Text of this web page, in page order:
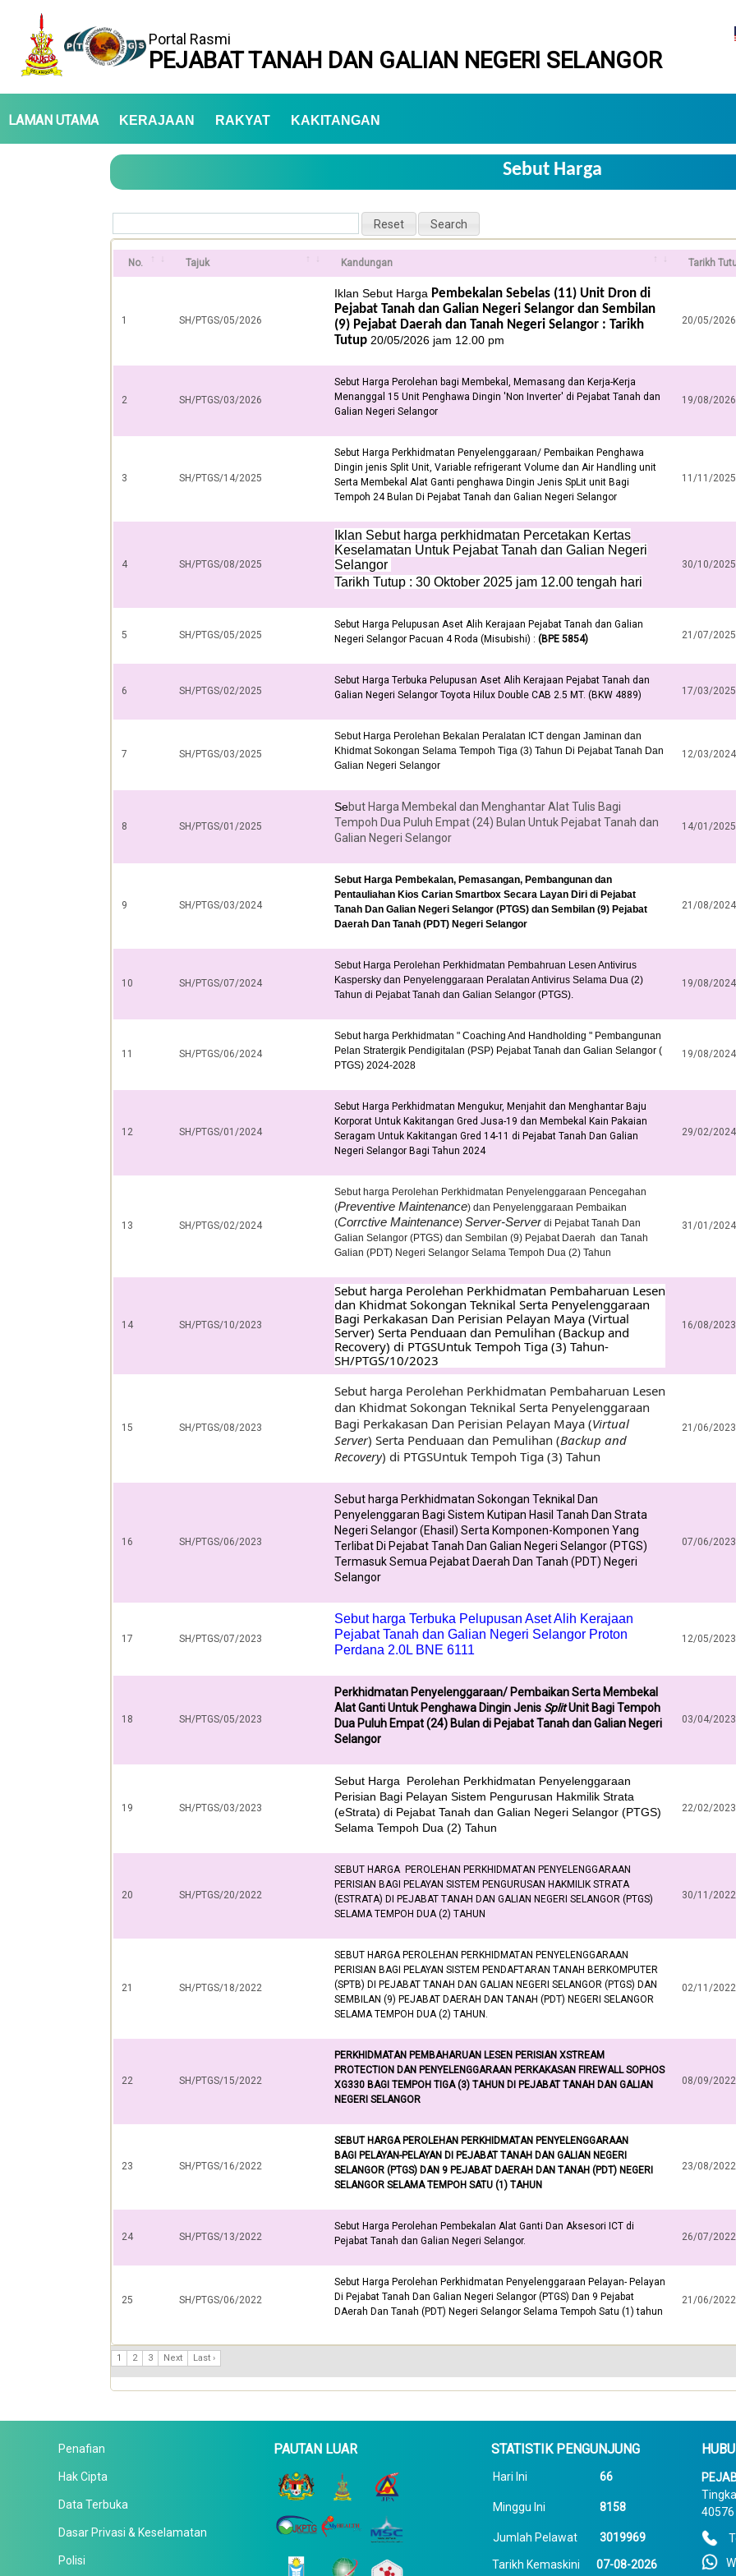
Portal Rasmi
PEJABAT TANAH DAN GALIAN NEGERI SELANGOR
LAMAN UTAMA KERAJAAN RAKYAT KAKITANGAN
Sebut Harga
No. Tajuk Kandungan Tarikh
1 SH/PTGS/05/2026
Iklan Sebut Harga Pembekalan Sebelas (11) Unit Dron di
Pejabat Tanah dan Galian Negeri Selangor dan Sembilan
(9) Pejabat Daerah dan Tanah Negeri Selangor : Tarikh
Tutup 20/05/2026 jam 12.00 pm
20/05/2026
2 SH/PTGS/03/2026
Sebut Harga Perolehan bagi Membekal, Memasang dan Kerja-Kerja
Menanggal 15 Unit Penghawa Dingin 'Non Inverter' di Pejabat Tanah dan
Galian Negeri Selangor
19/08/2026
3 SH/PTGS/14/2025
Sebut Harga Perkhidmatan Penyelenggaraan/ Pembaikan Penghawa
Dingin jenis Split Unit, Variable refrigerant Volume dan Air Handling unit
Serta Membekal Alat Ganti penghawa Dingin Jenis SpLit unit Bagi
Tempoh 24 Bulan Di Pejabat Tanah dan Galian Negeri Selangor
11/11/2025
4 SH/PTGS/08/2025
Iklan Sebut harga perkhidmatan Percetakan Kertas
Keselamatan Untuk Pejabat Tanah dan Galian Negeri
Selangor
Tarikh Tutup : 30 Oktober 2025 jam 12.00 tengah hari
30/10/2025
5 SH/PTGS/05/2025
Sebut Harga Pelupusan Aset Alih Kerajaan Pejabat Tanah dan Galian
Negeri Selangor Pacuan 4 Roda (Misubishi) : (BPE 5854) 21/07/2025
6 SH/PTGS/02/2025
Sebut Harga Terbuka Pelupusan Aset Alih Kerajaan Pejabat Tanah dan
Galian Negeri Selangor Toyota Hilux Double CAB 2.5 MT. (BKW 4889)
17/03/2025
7 SH/PTGS/03/2025
Sebut Harga Perolehan Bekalan Peralatan ICT dengan Jaminan dan
Khidmat Sokongan Selama Tempoh Tiga (3) Tahun Di Pejabat Tanah Dan
Galian Negeri Selangor
12/03/2024
8 SH/PTGS/01/2025
Sebut Harga Membekal dan Menghantar Alat Tulis Bagi
Tempoh Dua Puluh Empat (24) Bulan Untuk Pejabat Tanah dan
Galian Negeri Selangor
14/01/2025
9 SH/PTGS/03/2024
Sebut Harga Pembekalan, Pemasangan, Pembangunan dan
Pentauliahan Kios Carian Smartbox Secara Layan Diri di Pejabat
Tanah Dan Galian Negeri Selangor (PTGS) dan Sembilan (9) Pejabat
Daerah Dan Tanah (PDT) Negeri Selangor
21/08/2024
10 SH/PTGS/07/2024
Sebut Harga Perolehan Perkhidmatan Pembahruan Lesen Antivirus
Kaspersky dan Penyelenggaraan Peralatan Antivirus Selama Dua (2)
Tahun di Pejabat Tanah dan Galian Selangor (PTGS).
19/08/2024
11 SH/PTGS/06/2024
Sebut harga Perkhidmatan " Coaching And Handholding " Pembangunan
Pelan Stratergik Pendigitalan (PSP) Pejabat Tanah dan Galian Selangor (
PTGS) 2024-2028
19/08/2024
12 SH/PTGS/01/2024
Sebut Harga Perkhidmatan Mengukur, Menjahit dan Menghantar Baju
Korporat Untuk Kakitangan Gred Jusa-19 dan Membekal Kain Pakaian
Seragam Untuk Kakitangan Gred 14-11 di Pejabat Tanah Dan Galian
Negeri Selangor Bagi Tahun 2024
29/02/2024
13 SH/PTGS/02/2024
Sebut harga Perolehan Perkhidmatan Penyelenggaraan Pencegahan
(Preventive Maintenance) dan Penyelenggaraan Pembaikan
(Corrctive Maintenance) Server-Serverdi Pejabat Tanah Dan
Galian Selangor (PTGS) dan Sembilan (9) Pejabat Daerah dan Tanah
Galian (PDT) Negeri Selangor Selama Tempoh Dua (2) Tahun
31/01/2024
14 SH/PTGS/10/2023
Sebut harga Perolehan Perkhidmatan Pembaharuan Lesen
dan Khidmat Sokongan Teknikal Serta Penyelenggaraan
Bagi Perkakasan Dan Perisian Pelayan Maya (Virtual
Server) Serta Penduaan dan Pemulihan (Backup and
Recovery) di PTGSUntuk Tempoh Tiga (3) Tahun-
SH/PTGS/10/2023
16/08/2023
15 SH/PTGS/08/2023
Sebut harga Perolehan Perkhidmatan Pembaharuan Lesen
dan Khidmat Sokongan Teknikal Serta Penyelenggaraan
Bagi Perkakasan Dan Perisian Pelayan Maya (Virtual
Server) Serta Penduaan dan Pemulihan (Backup and
Recovery) di PTGSUntuk Tempoh Tiga (3) Tahun
21/06/2023
16 SH/PTGS/06/2023
Sebut harga Perkhidmatan Sokongan Teknikal Dan
Penyelenggaran Bagi Sistem Kutipan Hasil Tanah Dan Strata
Negeri Selangor (Ehasil) Serta Komponen-Komponen Yang
Terlibat Di Pejabat Tanah Dan Galian Negeri Selangor (PTGS)
Termasuk Semua Pejabat Daerah Dan Tanah (PDT) Negeri
Selangor
07/06/2023
17 SH/PTGS/07/2023
Sebut harga Terbuka Pelupusan Aset Alih Kerajaan
Pejabat Tanah dan Galian Negeri Selangor Proton
Perdana 2.0L BNE 6111
12/05/2023
18 SH/PTGS/05/2023
Perkhidmatan Penyelenggaraan/ Pembaikan Serta Membekal
Alat Ganti Untuk Penghawa Dingin Jenis SplitUnit Bagi Tempoh
Dua Puluh Empat (24) Bulan di Pejabat Tanah dan Galian Negeri
Selangor
03/04/2023
19 SH/PTGS/03/2023
Sebut Harga Perolehan Perkhidmatan Penyelenggaraan
Perisian Bagi Pelayan Sistem Pengurusan Hakmilik Strata
(eStrata) di Pejabat Tanah dan Galian Negeri Selangor (PTGS)
Selama Tempoh Dua (2) Tahun
22/02/2023
20 SH/PTGS/20/2022
SEBUT HARGA PEROLEHAN PERKHIDMATAN PENYELENGGARAAN
PERISIAN BAGI PELAYAN SISTEM PENGURUSAN HAKMILIK STRATA
(ESTRATA) DI PEJABAT TANAH DAN GALIAN NEGERI SELANGOR (PTGS)
SELAMA TEMPOH DUA (2) TAHUN
30/11/2022
21 SH/PTGS/18/2022
SEBUT HARGA PEROLEHAN PERKHIDMATAN PENYELENGGARAAN
PERISIAN BAGI PELAYAN SISTEM PENDAFTARAN TANAH BERKOMPUTER
(SPTB) DI PEJABAT TANAH DAN GALIAN NEGERI SELANGOR (PTGS) DAN
SEMBILAN (9) PEJABAT DAERAH DAN TANAH (PDT) NEGERI SELANGOR
SELAMA TEMPOH DUA (2) TAHUN.
02/11/2022
22 SH/PTGS/15/2022
PERKHIDMATAN PEMBAHARUAN LESEN PERISIAN XSTREAM
PROTECTION DAN PENYELENGGARAAN PERKAKASAN FIREWALL SOPHOS
XG330 BAGI TEMPOH TIGA (3) TAHUN DI PEJABAT TANAH DAN GALIAN
NEGERI SELANGOR
08/09/2022
23 SH/PTGS/16/2022
SEBUT HARGA PEROLEHAN PERKHIDMATAN PENYELENGGARAAN
BAGI PELAYAN-PELAYAN DI PEJABAT TANAH DAN GALIAN NEGERI
SELANGOR (PTGS) DAN 9 PEJABAT DAERAH DAN TANAH (PDT) NEGERI
SELANGOR SELAMA TEMPOH SATU (1) TAHUN
23/08/2022
24 SH/PTGS/13/2022
Sebut Harga Perolehan Pembekalan Alat Ganti Dan Aksesori ICT di
Pejabat Tanah dan Galian Negeri Selangor.
26/07/2022
25 SH/PTGS/06/2022
Sebut Harga Perolehan Perkhidmatan Penyelenggaraan Pelayan- Pelayan
Di Pejabat Tanah Dan Galian Negeri Selangor (PTGS) Dan 9 Pejabat
DAerah Dan Tanah (PDT) Negeri Selangor Selama Tempoh Satu (1) tahun
21/06/2022
1 2 3 Next Last ›
Penafian
Hak Cipta
Data Terbuka
Dasar Privasi & Keselamatan
Polisi
PAUTAN LUAR STATISTIK PENGUNJUNG
Hari Ini 66
Minggu Ini 8158
Jumlah Pelawat 3019969
Tarikh Kemaskini 07-08-2026
40576